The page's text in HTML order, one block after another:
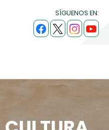
SÍGUENOS EN: